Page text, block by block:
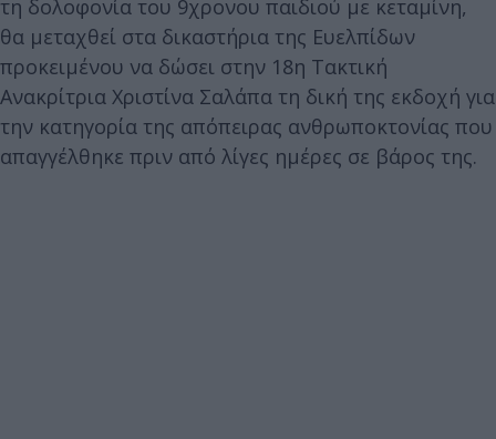
τη δολοφονία του 9χρονου παιδιού με κεταμίνη,
θα μεταχθεί στα δικαστήρια της Ευελπίδων
προκειμένου να δώσει στην 18η Τακτική
Ανακρίτρια Χριστίνα Σαλάπα τη δική της εκδοχή για
την κατηγορία της απόπειρας ανθρωποκτονίας που
απαγγέλθηκε πριν από λίγες ημέρες σε βάρος της.